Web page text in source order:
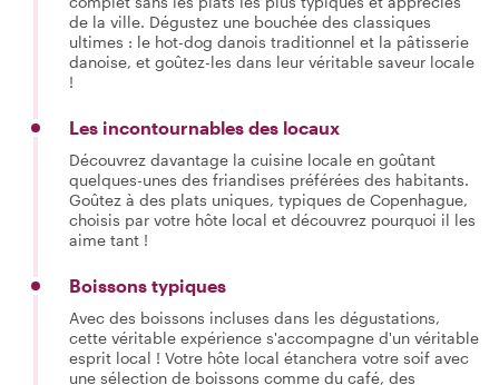
de la ville. Dégustez une bouchée des classiques
ultimes : le hot-dog danois traditionnel et la pâtisserie
danoise, et goûtez-les dans leur véritable saveur locale
!
Les incontournables des locaux
Découvrez davantage la cuisine locale en goûtant
quelques-unes des friandises préférées des habitants.
Goûtez à des plats uniques, typiques de Copenhague,
choisis par votre hôte local et découvrez pourquoi il les
aime tant !
Boissons typiques
Avec des boissons incluses dans les dégustations,
cette véritable expérience s'accompagne d'un véritable
esprit local ! Votre hôte local étanchera votre soif avec
une sélection de boissons comme du café, des